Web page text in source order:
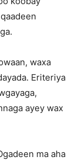
waxa
Eriteriya
ayey wax
ma aha